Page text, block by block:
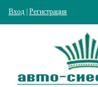
Вход Регистрация